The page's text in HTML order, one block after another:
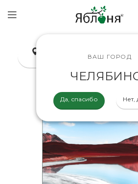
ВАШ ГОРОД
Да, спасибо Нет,
8-